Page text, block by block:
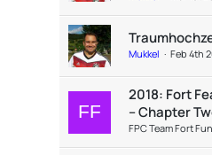
Mukkel Feb 4th
2018: Fort
– Chapter
FPC Team Fort Fun